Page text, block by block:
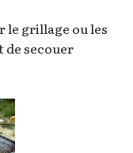
le grillage ou les
de secouer